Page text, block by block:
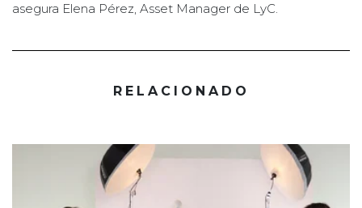
asegura Elena Pérez, Asset Manager de LyC.
RELACIONADO